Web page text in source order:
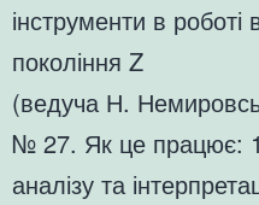
інструменти в роботі
покоління Z
(ведуча Н.
№ 27. Як це працює:
аналізу та